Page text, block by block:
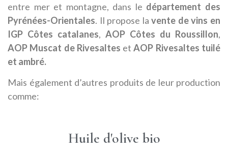
entre mer et montagne, dans le département des
Pyrénées-Orientales. Il propose lavente de vins en
IGP Côtes catalanes, AOP Côtes du Roussillon,
AOP Muscat de Rivesaltes et AOP Rivesaltes tuilé
et ambré.
Mais également d’autres produits de leur production
comme:
Huile d'olive bio